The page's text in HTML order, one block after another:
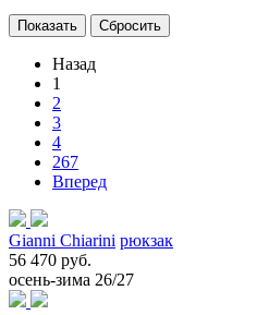
Назад
1
2
3
4
267
Вперед
Gianni Chiarini рюкзак
56 470 руб.
осень-зима 26/27